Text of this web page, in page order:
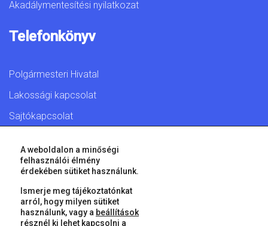
Akadálymentesítési nyilatkozat
Telefonkönyv
Polgármesteri Hivatal
Lakossági kapcsolat
Sajtókapcsolat
© 2026 Győr Megyei Jogú Város • Minden jog fenntartva!
A weboldalon a minőségi
felhasználói élmény
érdekében sütiket használunk.
Ismerje meg tájékoztatónkat
arról, hogy milyen sütiket
használunk, vagy a beállítások
résznél ki lehet kapcsolni a